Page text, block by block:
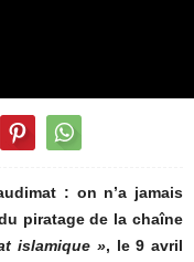
0
: on n’a jamais
piratage de la chaîne
islamique », le 9 avril